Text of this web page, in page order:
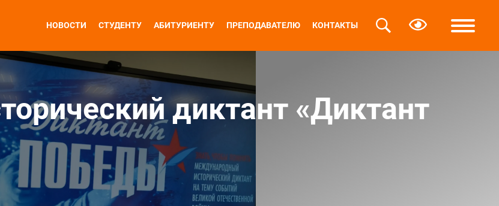
НОВОСТИ СТУДЕНТУ АБИТУРИЕНТУ ПРЕПОДАВАТЕЛЮ КОНТАКТЫ
диктант «Диктант